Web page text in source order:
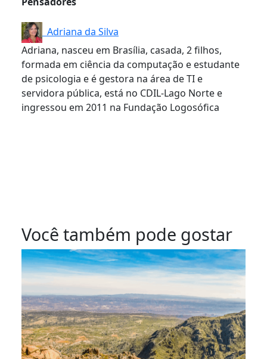
Adriana da Silva
Adriana, nasceu em Brasília, casada, 2 filhos,
formada em ciência da computação e estudante
de psicologia e é gestora na área de TI e
servidora pública, está no CDIL-Lago Norte e
ingressou em 2011 na Fundação Logosófica
Você também pode gostar